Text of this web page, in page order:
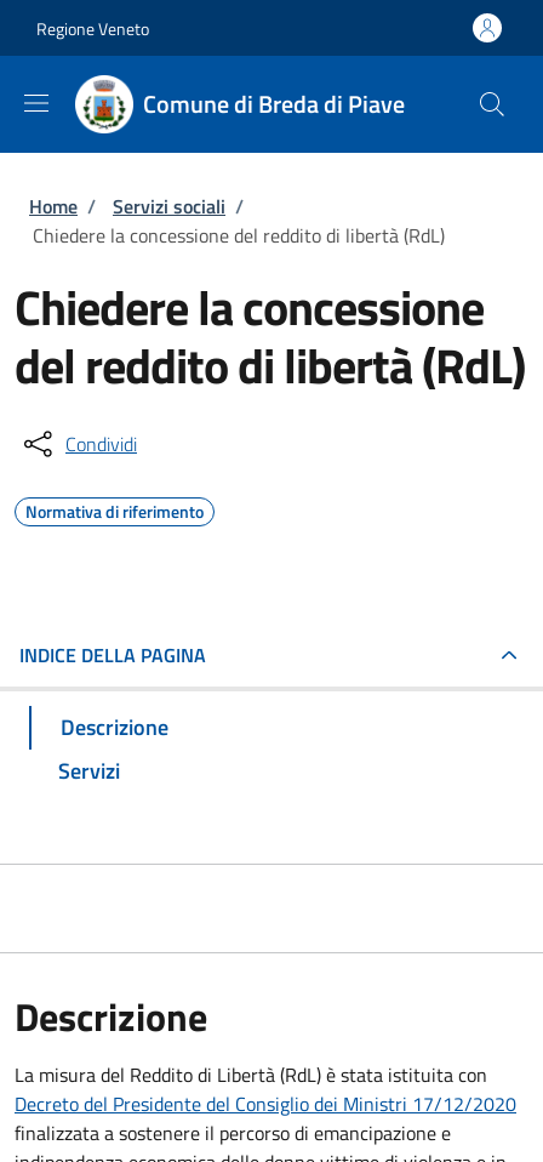
Regione Veneto
Comune di Breda di Piave
Briciole di pane
Home / Servizi sociali /
Chiedere la concessione del reddito di libertà (RdL)
Chiedere la concessione
del reddito di libertà (RdL)
Condividi
Normativa di riferimento
INDICE DELLA PAGINA
Descrizione
Servizi
Descrizione
La misura del Reddito di Libertà (RdL) è stata istituita con
Decreto del Presidente del Consiglio dei Ministri 17/12/2020
finalizzata a sostenere il percorso di emancipazione e